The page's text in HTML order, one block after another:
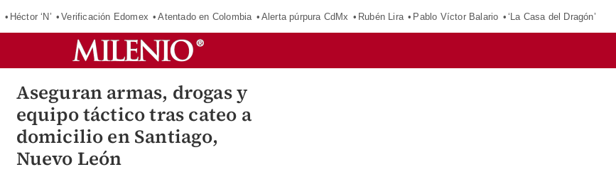
Héctor ‘N’ Verificación Edomex Atentado en Colombia Alerta púrpura CdMx Rubén Lira Pablo Víctor Balario ‘La Casa del Dragón’
Aseguran armas, drogas y
equipo táctico tras cateo a
domicilio en Santiago,
Nuevo León